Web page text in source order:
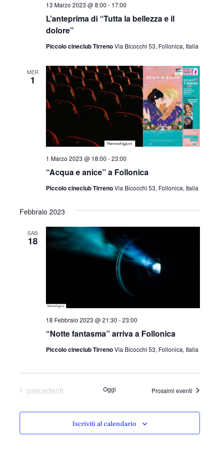
L’anteprima di “Tutta la bellezza e il
dolore”
13 Marzo 2023 @ 8:00 - 17:00
Piccolo cineclub TirrenoVia Bicocchi 53, Follonica, Italia
MER
1
“Acqua e anice” a Follonica
1 Marzo 2023 @ 18:00 -23:00
Piccolo cineclub TirrenoVia Bicocchi 53, Follonica, Italia
Febbraio 2023
SAB
18
“Notte fantasma” arriva a Follonica
18 Febbraio 2023 @ 21:30 -23:00
Piccolo cineclub TirrenoVia Bicocchi 53, Follonica, Italia
Eventi
precedenti Oggi Prossimi eventi
Iscriviti al calendario